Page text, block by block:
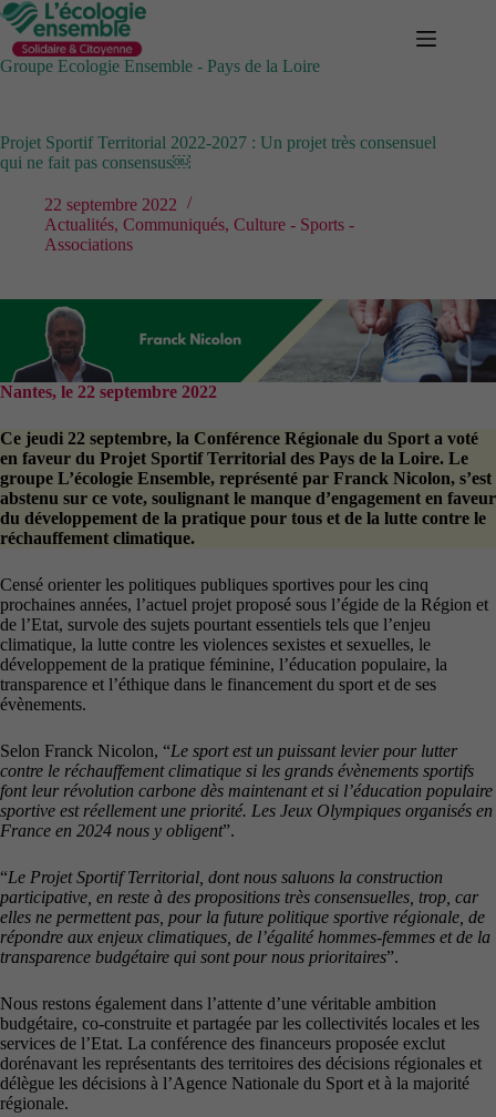
Passer
au
contenu
Groupe Ecologie Ensemble - Pays de la Loire
Projet Sportif Territorial 2022-2027 : Un projet très consensuel
qui ne fait pas consensus￼
22 septembre 2022
Actualités, Communiqués, Culture - Sports -
Associations
Nantes, le 22 septembre 2022
Ce jeudi 22 septembre, la Conférence Régionale du Sport a voté
en faveur du Projet Sportif Territorial des Pays de la Loire. Le
groupe L’écologie Ensemble, représenté par Franck Nicolon, s’est
abstenu sur ce vote, soulignant le manque d’engagement en faveur
du développement de la pratique pour tous et de la lutte contre le
réchauffement climatique.
Censé orienter les politiques publiques sportives pour les cinq
prochaines années, l’actuel projet proposé sous l’égide de la Région et
de l’Etat, survole des sujets pourtant essentiels tels que l’enjeu
climatique, la lutte contre les violences sexistes et sexuelles, le
développement de la pratique féminine, l’éducation populaire, la
transparence et l’éthique dans le financement du sport et de ses
évènements.
Selon Franck Nicolon, “Le sport est un puissant levier pour lutter
contre le réchauffement climatique si les grands évènements sportifs
font leur révolution carbone dès maintenant et si l’éducation populaire
sportive est réellement une priorité. Les Jeux Olympiques organisés en
France en 2024 nous y obligent”.
“Le Projet Sportif Territorial, dont nous saluons la construction
participative, en reste à des propositions très consensuelles, trop, car
elles ne permettent pas, pour la future politique sportive régionale, de
répondre aux enjeux climatiques, de l’égalité hommes-femmes et de la
transparence budgétaire qui sont pour nous prioritaires”.
Nous restons également dans l’attente d’une véritable ambition
budgétaire, co-construite et partagée par les collectivités locales et les
services de l’Etat. La conférence des financeurs proposée exclut
dorénavant les représentants des territoires des décisions régionales et
délègue les décisions à l’Agence Nationale du Sport et à la majorité
régionale.